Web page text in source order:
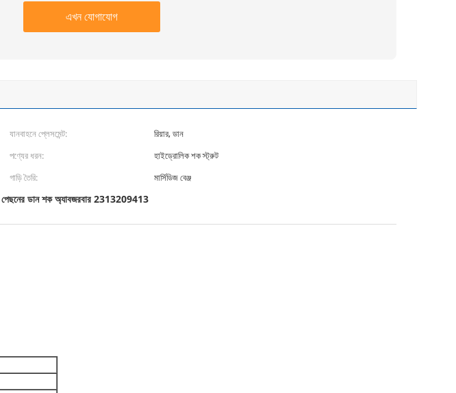
এখন যোগাযোগ
যানবাহনে প্লেসমেন্ট:
রিয়ার, ডান
পণ্যের ধরন:
হাইড্রোলিক শক স্ট্রুট
গাড়ি তৈরি:
মার্সিডিজ বেঞ্জ
পেছনের ডান শক অ্যাবজরবার 2313209413